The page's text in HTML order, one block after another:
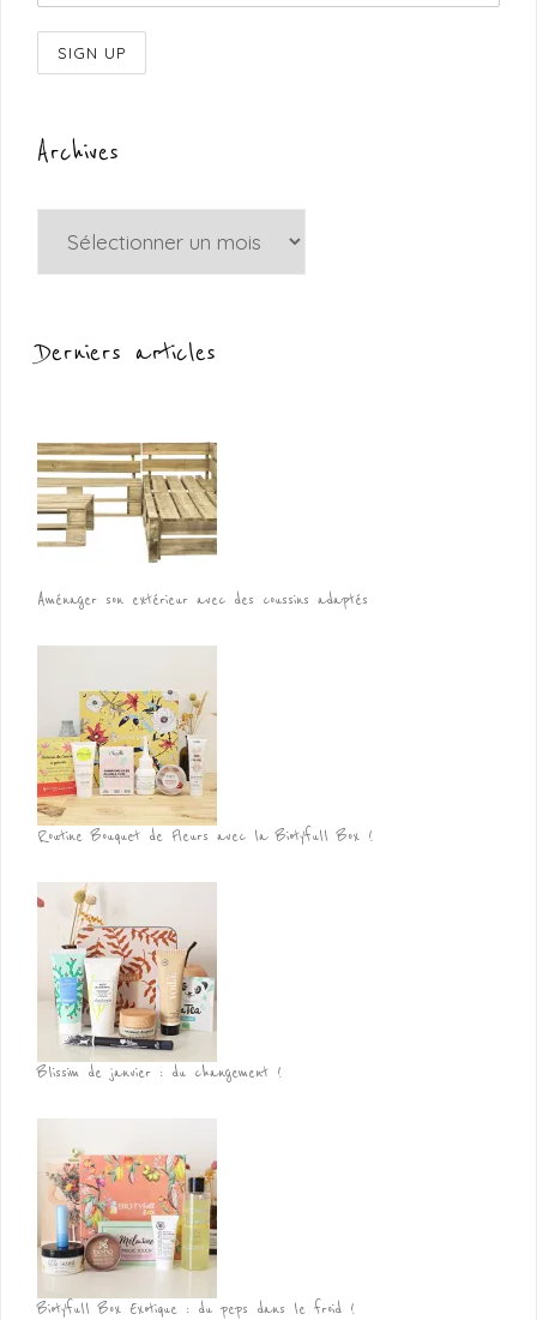
Archives
Derniers articles
Aménager son extérieur avec des coussins adaptés
Routine Bouquet de Fleurs avec la Biotyfull Box !
Blissim de janvier : du changement !
Biotyfull Box Exotique : du peps dans le froid !